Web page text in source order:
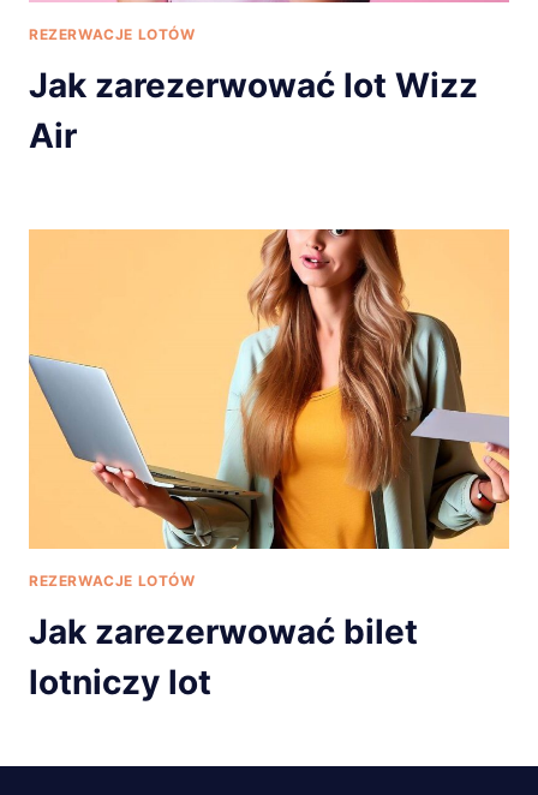
REZERWACJE LOTÓW
Jak zarezerwować lot Wizz
Air
REZERWACJE LOTÓW
Jak zarezerwować bilet
lotniczy lot